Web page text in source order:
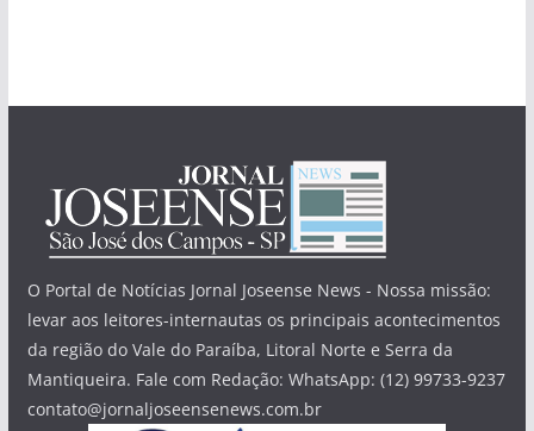
O Portal de Notícias Jornal Joseense News - Nossa missão:
levar aos leitores-internautas os principais acontecimentos
da região do Vale do Paraíba, Litoral Norte e Serra da
Mantiqueira. Fale com Redação: WhatsApp: (12) 99733-9237
contato@jornaljoseensenews.com.br